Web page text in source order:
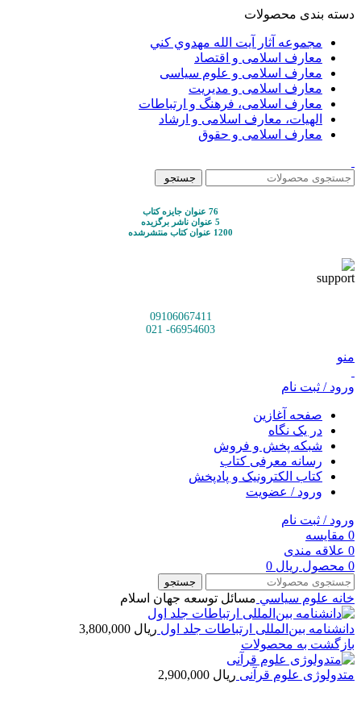
دسته بندی محصولات
مجموعه آثار آيت الله مهدوي كني
معارف اسلامی و اقتصاد
معارف اسلامی و علوم سیاسی
معارف اسلامی و مدیریت
معارف اسلامی، فرهنگ و ارتباطات
الهیات، معارف اسلامی و ارشاد
معارف اسلامی و حقوق
جستجو
76 عنوان جایزه کتاب
5 عنوان ناشر برگزیده
1200 عنوان کتاب منتشرشده
09106067411
66954603- 021
منو
ورود / ثبت نام
صفحه آغازین
در یک نگاه
شبکه پخش و فروش
رسانه معرفی کتاب
کتاب الکترونیک و پادپخش
ورود / عضویت
ورود / ثبت نام
0 مقایسه
0 علاقه مندی
0 محصول ریال
جستجو
خانه علوم سياسي مسائل توسعه جهان اسلام
دانشنامه بین‌المللی ارتباطات جلد اول ریال
بازگشت به محصولات
متدولوژی علوم قرآنی ریال